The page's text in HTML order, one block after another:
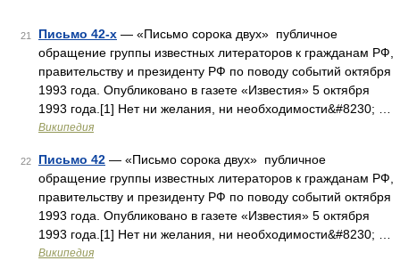
21 Письмо 42-х — «Письмо сорока двух» публичное
обращение группы известных литераторов к гражданам РФ,
правительству и президенту РФ по поводу событий октября
1993 года. Опубликовано в газете «Известия» 5 октября
1993 года.[1] Нет ни желания, ни необходимости&#8230; …
Википедия
22 Письмо 42 — «Письмо сорока двух» публичное
обращение группы известных литераторов к гражданам РФ,
правительству и президенту РФ по поводу событий октября
1993 года. Опубликовано в газете «Известия» 5 октября
1993 года.[1] Нет ни желания, ни необходимости&#8230; …
Википедия